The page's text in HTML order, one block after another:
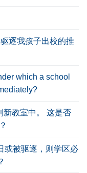
逐我孩子出校的推
which a school
新教室中。 这是否
或被驱逐，则学区必